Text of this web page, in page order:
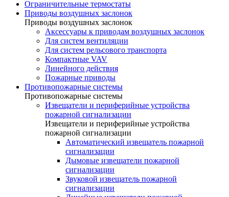
Ограничительные термостаты
Приводы воздушных заслонок
Приводы воздушных заслонок
Аксессуары к приводам воздушных заслонок
Для систем вентиляции
Для систем рельсового транспорта
Компактные VAV
Линейного действия
Пожарные приводы
Противопожарные системы
Противопожарные системы
Извещатели и периферийные устройства
пожарной сигнализации
Извещатели и периферийные устройства
пожарной сигнализации
Автоматический извещатель пожарной
сигнализации
Дымовые извещатели пожарной
сигнализации
Звуковой извещатель пожарной
сигнализации